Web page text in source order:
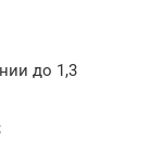
до 1,3